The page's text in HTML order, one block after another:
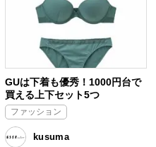
GUは下着も優秀！1000円台で
買える上下セット5つ
ファッション
kusuma